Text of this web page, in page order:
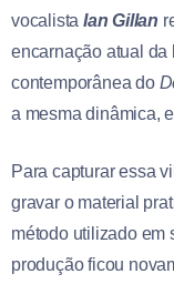
vocalista Ian Gillan
encarnação atual da
contemporânea do
a mesma dinâmica,
Para capturar essa
gravar o material
método utilizado em
produção ficou